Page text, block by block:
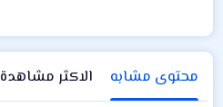
محتوى مشابه الاكثر مشاهدة